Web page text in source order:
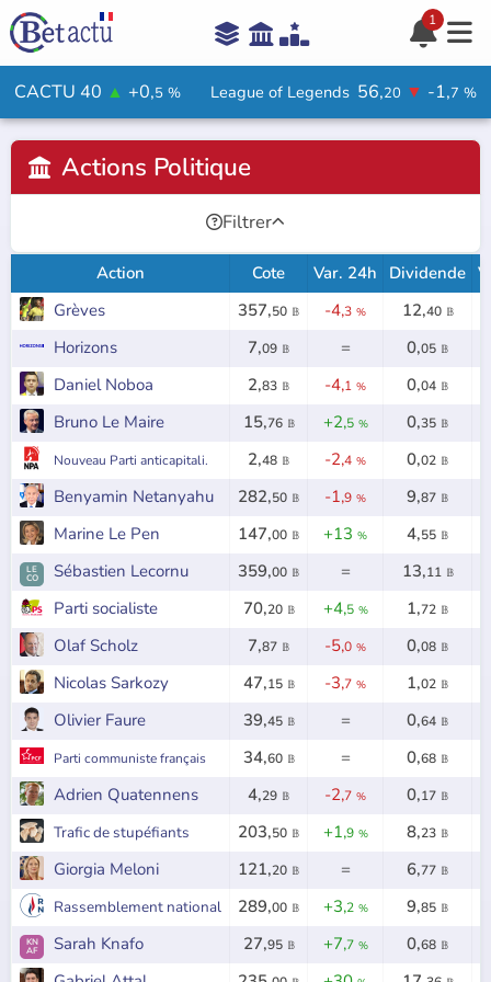
   
1 
 Aide
 Votre avis ?
Rejoindre le jeu
CACTU 40 ▲ +0,5 % League of Legends 56,20 ▼ -1,7 %
 Actions Politique
Filtrer
Action Cote Var. 24h Dividende
Grèves
357,50 𝔹 -4,3 % 12,40 𝔹
Horizons
7,09 𝔹 = 0,05 𝔹
Daniel Noboa
2,83 𝔹 -4,1 % 0,04 𝔹
Bruno Le Maire
15,76 𝔹 +2,5 % 0,35 𝔹
Nouveau Parti anticapitali. 2,48 𝔹 -2,4 % 0,02 𝔹
Benyamin Netanyahu
282,50 𝔹 -1,9 % 9,87 𝔹
Marine Le Pen
147,00 𝔹 +13% 4,55 𝔹
LE
CO Sébastien Lecornu 359,00 𝔹 = 13,11 𝔹
Parti socialiste
70,20 𝔹 +4,5 % 1,72 𝔹
Olaf Scholz
7,87 𝔹 -5,0 % 0,08 𝔹
Nicolas Sarkozy
47,15 𝔹 -3,7 % 1,02 𝔹
Olivier Faure
39,45 𝔹 = 0,64 𝔹
Parti communiste français 34,60 𝔹 = 0,68 𝔹
Adrien Quatennens
4,29 𝔹 -2,7 % 0,17 𝔹
Trafic de stupéfiants 203,50 𝔹 +1,9 % 8,23 𝔹
Giorgia Meloni
121,20 𝔹 = 6,77 𝔹
Rassemblement national 289,00 𝔹 +3,2 % 9,85 𝔹
KN
AF Sarah Knafo 27,95 𝔹 +7,7 % 0,68 𝔹